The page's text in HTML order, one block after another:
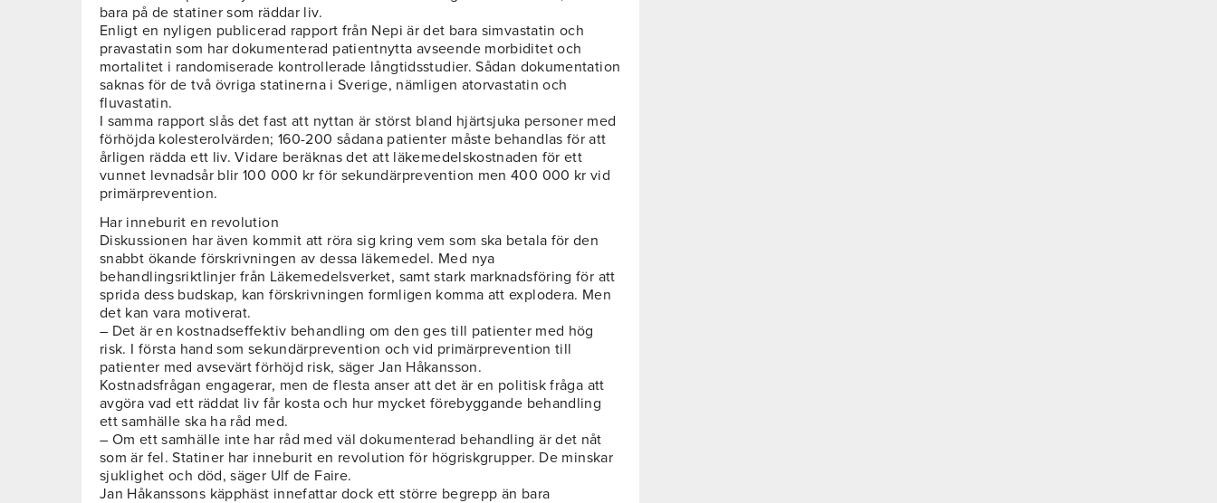
bara på de statiner som räddar liv.
Enligt en nyligen publicerad rapport från Nepi är det bara simvastatin och
pravastatin som har dokumenterad patientnytta avseende morbiditet och
mortalitet i randomiserade kontrollerade långtidsstudier. Sådan dokumentation
saknas för de två övriga statinerna i Sverige, nämligen atorvastatin och
fluvastatin.
I samma rapport slås det fast att nyttan är störst bland hjärtsjuka personer med
förhöjda kolesterolvärden; 160-200 sådana patienter måste behandlas för att
årligen rädda ett liv. Vidare beräknas det att läkemedelskostnaden för ett
vunnet levnadsår blir 100 000 kr för sekundärprevention men 400 000 kr vid
primärprevention.
Har inneburit en revolution
Diskussionen har även kommit att röra sig kring vem som ska betala för den
snabbt ökande förskrivningen av dessa läkemedel. Med nya
behandlingsriktlinjer från Läkemedelsverket, samt stark marknadsföring för att
sprida dess budskap, kan förskrivningen formligen komma att explodera. Men
det kan vara motiverat.
– Det är en kostnadseffektiv behandling om den ges till patienter med hög
risk. I första hand som sekundärprevention och vid primärprevention till
patienter med avsevärt förhöjd risk, säger Jan Håkansson.
Kostnadsfrågan engagerar, men de flesta anser att det är en politisk fråga att
avgöra vad ett räddat liv får kosta och hur mycket förebyggande behandling
ett samhälle ska ha råd med.
– Om ett samhälle inte har råd med väl dokumenterad behandling är det nåt
som är fel. Statiner har inneburit en revolution för högriskgrupper. De minskar
sjuklighet och död, säger Ulf de Faire.
Jan Håkanssons käpphäst innefattar dock ett större begrepp än bara